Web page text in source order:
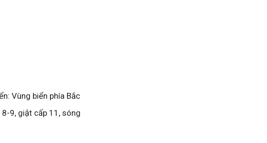
Vùng biển phía Bắc
9, giật cấp 11, sóng